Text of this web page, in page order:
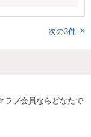
次の3件
ラブ会員ならどなたで